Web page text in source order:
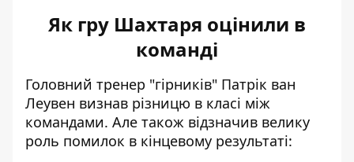
Як гру Шахтаря оцінили в
команді
Головний тренер "гірників" Патрік ван
Леувен визнав різницю в класі між
командами. Але також відзначив велику
роль помилок в кінцевому результаті: